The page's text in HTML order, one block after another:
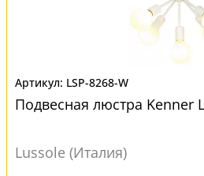
LSP-8268-W
Подвесная люстра Kenner
Lussole (Италия)